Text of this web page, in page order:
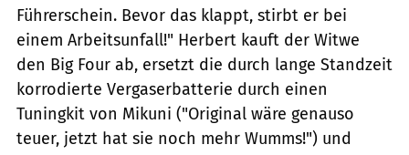
Führerschein. Bevor das klappt, stirbt er bei
einem Arbeitsunfall!" Herbert kauft der Witwe
den Big Four ab, ersetzt die durch lange Standzeit
korrodierte Vergaserbatterie durch einen
Tuningkit von Mikuni ("Original wäre genauso
teuer, jetzt hat sie noch mehr Wumms!") und